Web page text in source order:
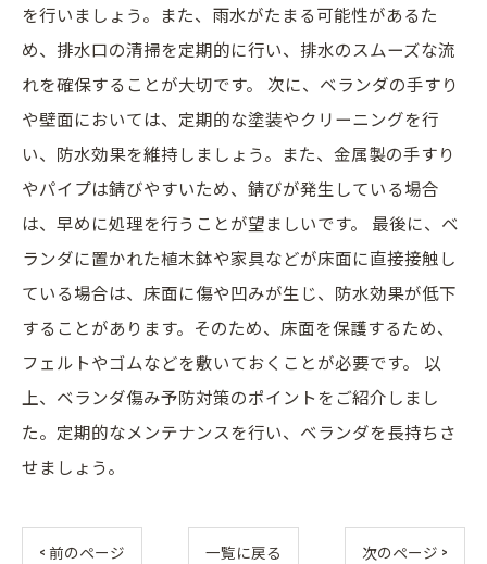
を行いましょう。また、雨水がたまる可能性があるた
め、排水口の清掃を定期的に行い、排水のスムーズな流
れを確保することが大切です。 次に、ベランダの手すり
や壁面においては、定期的な塗装やクリーニングを行
い、防水効果を維持しましょう。また、金属製の手すり
やパイプは錆びやすいため、錆びが発生している場合
は、早めに処理を行うことが望ましいです。 最後に、ベ
ランダに置かれた植木鉢や家具などが床面に直接接触し
ている場合は、床面に傷や凹みが生じ、防水効果が低下
することがあります。そのため、床面を保護するため、
フェルトやゴムなどを敷いておくことが必要です。 以
上、ベランダ傷み予防対策のポイントをご紹介しまし
た。定期的なメンテナンスを行い、ベランダを長持ちさ
せましょう。
< 前のページ 一覧に戻る 次のページ >